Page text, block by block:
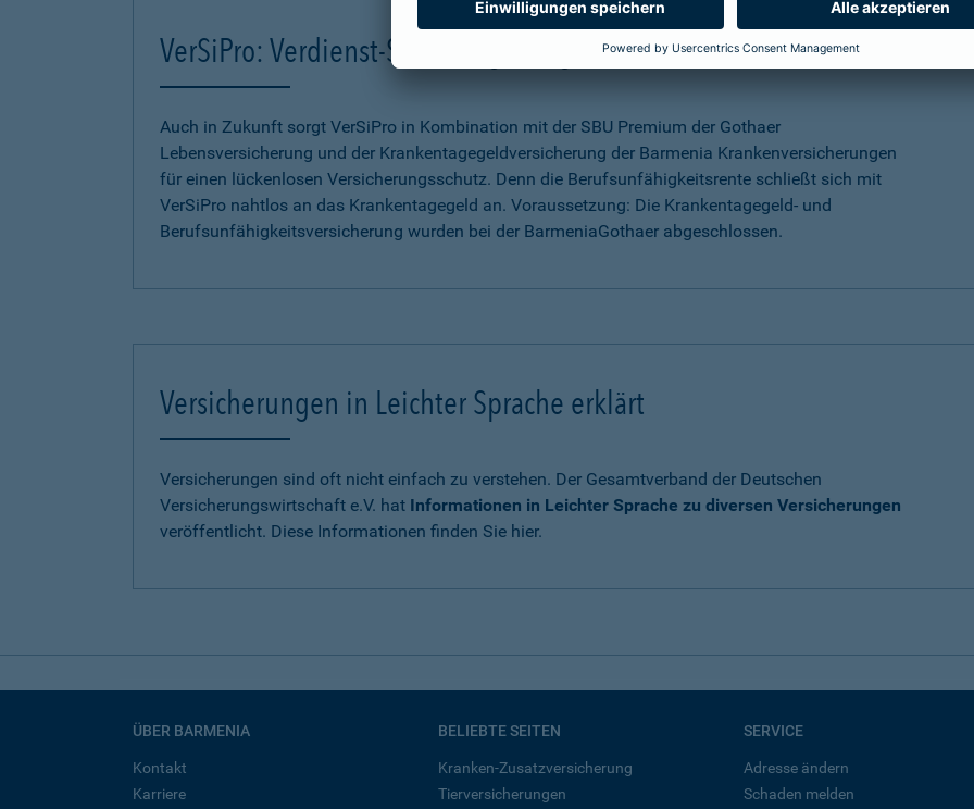
VerSiPro: Verdienst-Sicherungs-Programm
Auch in Zukunft sorgt VerSiPro in Kombination mit der SBU Premium der Gothaer
Lebensversicherung und der Krankentagegeldversicherung der Barmenia Krankenversicherungen
für einen lückenlosen Versicherungsschutz. Denn die Berufsunfähigkeitsrente schließt sich mit
VerSiPro nahtlos an das Krankentagegeld an. Voraussetzung: Die Krankentagegeld- und
Berufsunfähigkeitsversicherung wurden bei der BarmeniaGothaer abgeschlossen.
Versicherungen in Leichter Sprache erklärt
Versicherungen sind oft nicht einfach zu verstehen. Der Gesamtverband der Deutschen
Versicherungswirtschaft e.V. hat Informationen in Leichter Sprache zu diversen Versicherungen
veröffentlicht. Diese Informationen finden Sie hier.
ÜBER BARMENIA
Kontakt
Karriere
BELIEBTE SEITEN
Kranken-Zusatzversicherung
Tierversicherungen
SERVICE
Adresse ändern
Schaden melden